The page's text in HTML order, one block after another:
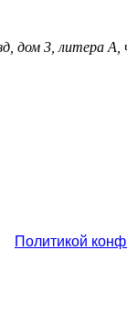
дом 3, литера
Политикой